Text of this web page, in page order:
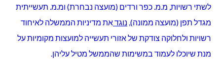
לשתי רשויות, מ.מ. כפר ורדים (מועצה נבחרת) ומ.מ. תעשייתית
מגדל תפן (מועצה ממונה), נוגדאת מדיניות הממשלה לאיחוד
רשויות ולחלוקה צודקת של אזורי תעשייה למועצות מקומיות על
מנת שיוכלו לעמוד במשימות שהממשל מטיל עליהן.